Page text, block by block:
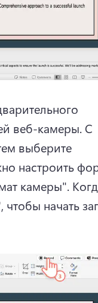
веб-камеры. С
выберите
настроить
камеры".
чтобы начать